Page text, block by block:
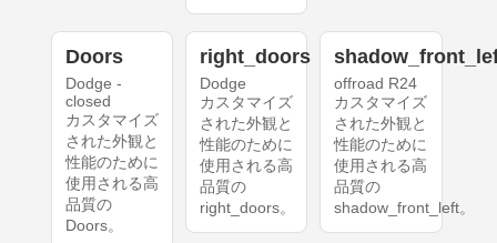
Doors
Dodge -
closed
カスタマイズ
された外観と
性能のために
使用される高
品質の
Doors。
right_doors
Dodge
カスタマイズ
された外観と
性能のために
使用される高
品質の
right_doors。
offroad R24
カスタマイズ
された外観と
性能のために
使用される高
品質の
shadow_front_left。